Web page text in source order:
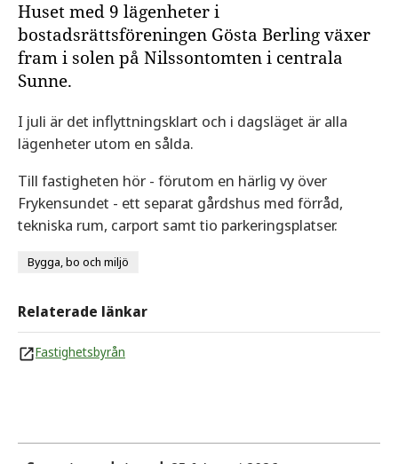
Huset med 9 lägenheter i
bostadsrättsföreningen Gösta Berling växer
fram i solen på Nilssontomten i centrala
Sunne.
I juli är det inflyttningsklart och i dagsläget är alla
lägenheter utom en sålda.
Till fastigheten hör - förutom en härlig vy över
Frykensundet - ett separat gårdshus med förråd,
tekniska rum, carport samt tio parkeringsplatser.
Bygga, bo och miljö
Relaterade länkar
Fastighetsbyrån